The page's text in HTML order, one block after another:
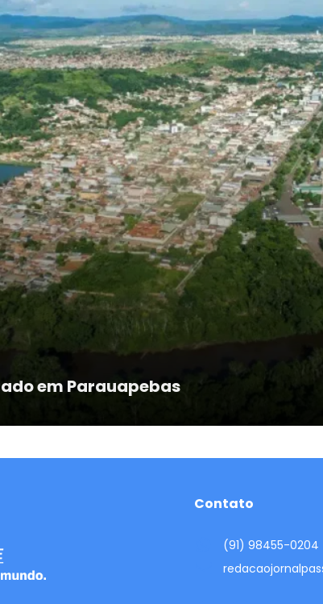
em Parauapebas
Contato
(91) 98455-0204